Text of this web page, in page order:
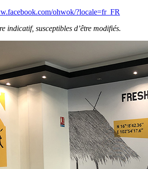
ohwok/?locale=fr_FR
indicatif, susceptibles d’être modifiés.